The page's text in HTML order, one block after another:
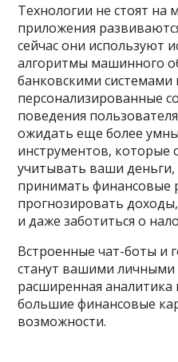
Технологии не стоят на
приложения
сейчас они используют
алгоритмы машинного
банковскими
персонализированные
поведения
ожидать еще более
инструментов, которые
учитывать ваши
принимать финансовые
прогнозировать
и даже заботиться о
Встроенные чат-боты и
станут вашими личными
расширенная
большие финансовые
возможности.